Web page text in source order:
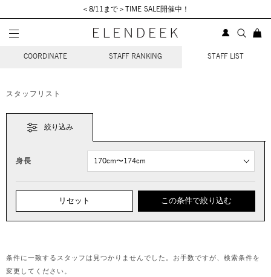
＜8/11まで＞TIME SALE開催中！
STAFF COORDINATE
COORDINATE STAFF RANKING STAFF LIST
スタッフリスト
絞り込み
身長
リセット この条件で絞り込む
条件に一致するスタッフは見つかりませんでした。お手数ですが、検索条件を
変更してください。